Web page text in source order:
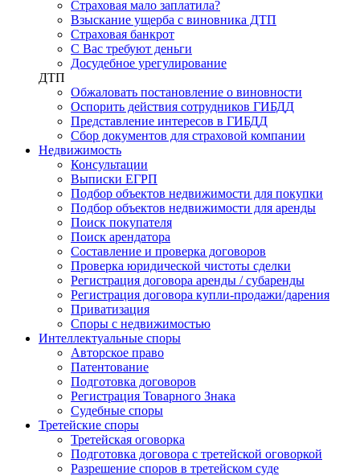
Страховая мало заплатила?
Взыскание ущерба с виновника ДТП
Страховая банкрот
С Вас требуют деньги
Досудебное урегулирование
ДТП
Обжаловать постановление о виновности
Оспорить действия сотрудников ГИБДД
Представление интересов в ГИБДД
Сбор документов для страховой компании
Недвижимость
Консультации
Выписки ЕГРП
Подбор объектов недвижимости для покупки
Подбор объектов недвижимости для аренды
Поиск покупателя
Поиск арендатора
Составление и проверка договоров
Проверка юридической чистоты сделки
Регистрация договора аренды / субаренды
Регистрация договора купли-продажи/дарения
Приватизация
Cпоры с недвижимостью
Интеллектуальные споры
Авторское право
Патентование
Подготовка договоров
Регистрация Товарного Знака
Судебные споры
Третейские споры
Третейская оговорка
Подготовка договора с третейской оговоркой
Разрешение споров в третейском суде